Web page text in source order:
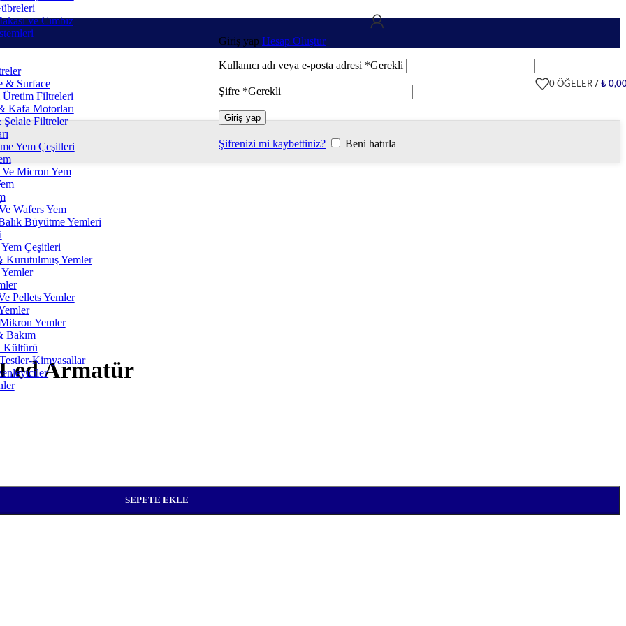
ve Cımbız
& Surface
Filtreleri
Kafa Motorları
Şelale Filtreler
Yem Çeşitleri
Micron Yem
Wafers Yem
Büyütme Yemleri
Çeşitleri
Kurutulmuş Yemler
Pellets Yemler
Yemler
Bakım
Kültürü
Kimyasallar
Giriş yap Hesap Oluştur
Kullanıcı adı veya e-posta adresi *Gerekli
Şifre *Gerekli
Giriş yap
Şifrenizi mi kaybettiniz? Beni hatırla
0 ÖĞELER / ₺
Armatür
SEPETE EKLE